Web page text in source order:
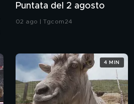
Puntata del 2 agosto
02 ago | Tgcom24
4 MIN